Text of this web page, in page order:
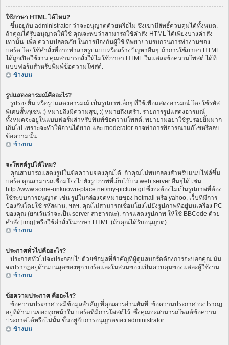
ใช้ภาษา HTML ได้ไหม?
ขึ้นอยู่กับ administrator ว่าจะอนุญาตด้วยหรือไม่ ซึ่งเขามีสิทธิ์ควบคุมได้ทั้งหมด.
ถ้าคุณได้รับอนุญาตให้ใช้ คุณจะพบว่าสามารถใช้คำสั่ง HTML ได้เพียงบางคำสั่ง
เท่านั้น. เพื่อ ความปลอดภัย ในการป้องกันผู้ใช้ ที่พยายามรบกวนการทำงานของ
บอร์ด โดยใช้คำสั่งที่อาจทำลายรูปแบบหรือสร้างปัญหาอื่นๆ. ถ้าการใช้ภาษา HTML
ได้ถูกเปิดใช้งาน คุณสามารถสั่งให้ไม่ใช้ภาษา HTML ในแต่ละข้อความโพสต์ ได้ที่
แบบฟอร์มสำหรับพิมพ์ข้อความโพสต์.
ข้างบน
รูปแสดงอารมณ์คืออะไร?
รูปรอยยิ้ม หรือรูปแสดงอารมณ์ เป็นรูปภาพเล็กๆ ที่ใช้เพื่อแสดงอารมณ์ โดยใช้รหัส
พิเศษสั้นๆเช่น :) หมายถึงมีความสุข, :( หมายถึงเศร้า. รายการรูปแสดงอารมณ์
ทั้งหมดจะอยู่ในแบบฟอร์มสำหรับพิมพ์ข้อความโพสต์. พยายามอย่าใช้รูปรอยยิ้มมาก
เกินไป เพราะจะทำให้อ่านได้ยาก และ moderator อาจทำการพิจารณาแก้ไขหรือลบ
ข้อความนั้น
ข้างบน
จะโพสต์รูปได้ไหม?
คุณสามารถแสดงรูปในข้อความของคุณได้. ถ้าคุณไม่พบกล่องสำหรับแนบไฟล์ขึ้น
บอร์ด คุณสามารถเชื่อมโยงไปยังรูปภาพที่เก็บไว้บน web server อื่นๆได้ เช่น
http://www.some-unknown-place.net/my-picture.gif ซึ่งจะต้องไม่เป็นรูปภาพที่ต้อง
ใช้ระบบการอนุญาต เช่น รูปในกล่องจดหมายของ hotmail หรือ yahoo, เว็บที่มีการ
ป้องกันโดยใช้ รหัสผ่าน, ฯลฯ. คุณไม่สามารถเชื่อมโยงไปยังรูปภาพที่อยู่บนเครื่อง PC
ของคุณ (ยกเว้นว่าจะเป็น server สาธารณะ). การแสดงรูปภาพ ให้ใช้ BBCode ด้วย
คำสั่ง [img] หรือใช้คำสั่งในภาษา HTML (ถ้าคุณได้รับอนุญาต).
ข้างบน
ประกาศทั่วไปคืออะไร?
ประกาศทั่วไปจะประกอบไปด้วยข้อมูลที่สำคัญที่ผู้ดูแลบอร์ดต้องการจะบอกคุณ มัน
จะปรากฏอยู่ด้านบนสุดของทุก บอร์ดและในส่วนของแป้นควบคุมของแต่ละผู้ใช้งาน
ข้างบน
ข้อความประกาศ คืออะไร?
ข้อความประกาศ จะมีข้อมูลสำคัญ ที่คุณควรอ่านทันที. ข้อความประกาศ จะปรากฏ
อยู่ที่ด้านบนของทุกหน้าใน บอร์ดที่มีการโพสต์ไว้. ซึ่งคุณจะสามารถโพสต์ข้อความ
ประกาศได้หรือไม่นั้น ขึ้นอยู่กับการอนุญาตของ administrator.
ข้างบน